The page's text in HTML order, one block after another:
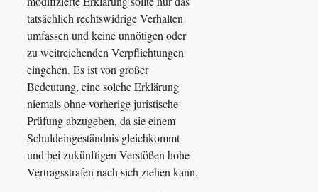
tatsächlich rechtswidrige Verhalten
umfassen und keine unnötigen oder
zu weitreichenden Verpflichtungen
eingehen. Es ist von großer
Bedeutung, eine solche Erklärung
niemals ohne vorherige juristische
Prüfung abzugeben, da sie einem
Schuldeingeständnis gleichkommt
und bei zukünftigen Verstößen hohe
Vertragsstrafen nach sich ziehen kann.